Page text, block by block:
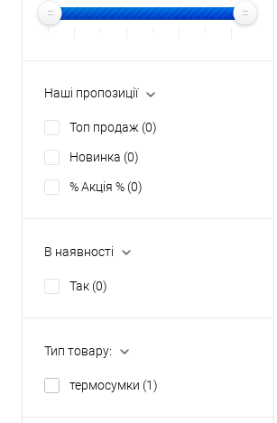
Наші пропозиції
Топ продаж (0)
Новинка (0)
% Акція % (0)
В наявності
Так (0)
Тип товару:
термосумки (1)